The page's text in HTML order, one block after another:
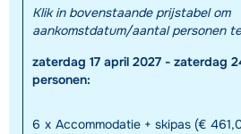
Klik in bovenstaande prijstabel om
aankomstdatum/aantal personen
zaterdag 17 april 2027 - zaterdag
personen:
6 x Accommodatie + skipas (€